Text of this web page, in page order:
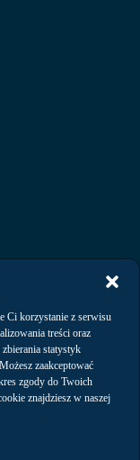
Ci korzystanie z serwisu
treści oraz
statystyk
zaakceptować
zgody do Twoich
znajdziesz w naszej